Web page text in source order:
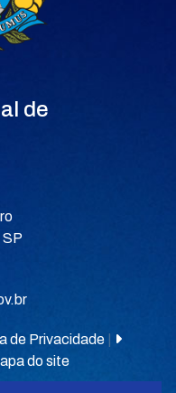
de
de Privacidade
do site